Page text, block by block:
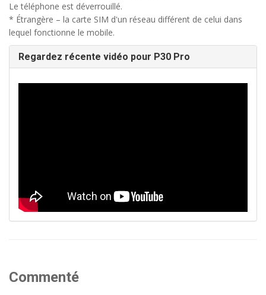
Le téléphone est déverrouillé.
* Étrangère – la carte SIM d'un réseau différent de celui dans
lequel fonctionne le mobile.
Regardez récente vidéo pour P30 Pro
Commenté